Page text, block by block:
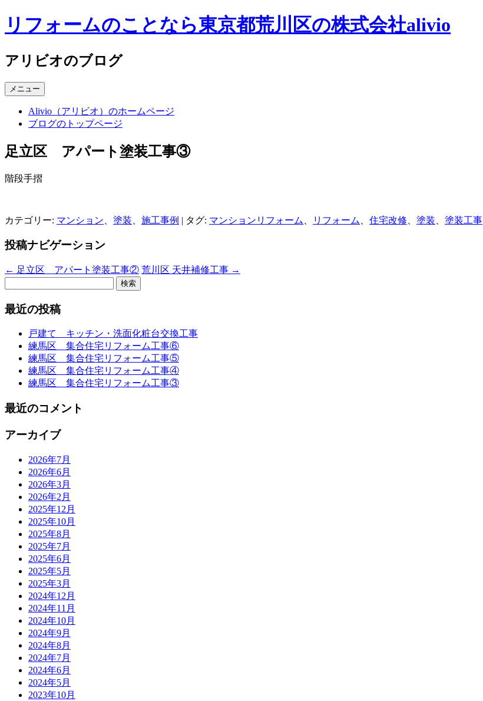
コ
ン
ン
ツ
へ
ス
リフォームのことなら東京都荒川区の株式会社alivio
アリビオのブログ
メニュー
Alivio（アリビオ）のホームページ
ブログのトップページ
足立区 アパート塗装工事③
階段手摺
カテゴリー: マンション 塗装 施工事例 | タグ: マンションリフォーム リフォーム 住宅改修 塗装 塗装工事
投稿ナビゲーション
← 足立区 アパート塗装工事② 荒川区 天井補修工事 →
最近の投稿
戸建て キッチン・洗面化粧台交換工事
練馬区 集合住宅リフォーム工事⑥
練馬区 集合住宅リフォーム工事⑤
練馬区 集合住宅リフォーム工事④
練馬区 集合住宅リフォーム工事③
最近のコメント
アーカイブ
2026年7月
2026年6月
2026年3月
2026年2月
2025年12月
2025年10月
2025年8月
2025年7月
2025年6月
2025年5月
2025年3月
2024年12月
2024年11月
2024年10月
2024年9月
2024年8月
2024年7月
2024年6月
2024年5月
2023年10月